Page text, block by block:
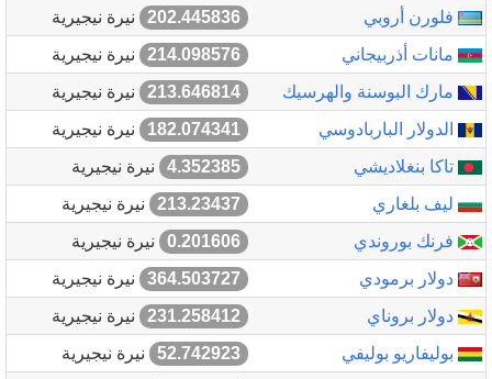
فلورن أروبي
202.445836
نيرة نيجيرية
مانات أذربيجاني
214.098576
نيرة نيجيرية
مارك البوسنة والهرسيك
213.646814
نيرة نيجيرية
الدولار الباربادوسي
182.074341
نيرة نيجيرية
تاكا بنغلاديشي
4.352385
نيرة نيجيرية
ليف بلغاري
213.23437
نيرة نيجيرية
فرنك بوروندي
0.201606
نيرة نيجيرية
دولار برمودي
364.503727
نيرة نيجيرية
دولار بروناي
231.258412
نيرة نيجيرية
بوليفاريو بوليفي
52.742923
نيرة نيجيرية